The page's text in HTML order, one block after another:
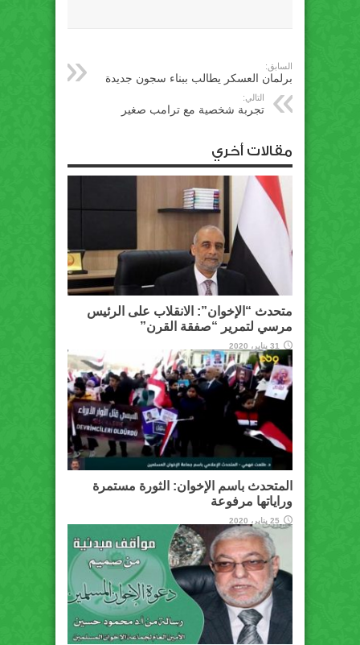
السابق:
برلمان العسكر يطالب ببناء سجون جديدة
التالي:
تجربة شخصية مع ترامب صغير
مقالات أخري
متحدث “الإخوان”: الانقلاب على الرئيس
مرسي لتمرير “صفقة القرن”
31 يناير، 2020
المتحدث باسم الإخوان: الثورة مستمرة
وراياتها مرفوعة
25 يناير، 2020